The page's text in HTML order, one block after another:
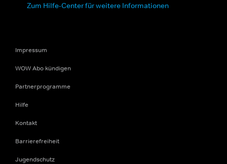
Zum Hilfe-Center für weitere Informationen
Impressum
WOW Abo kündigen
Partnerprogramme
Hilfe
Kontakt
Barrierefreiheit
Jugendschutz